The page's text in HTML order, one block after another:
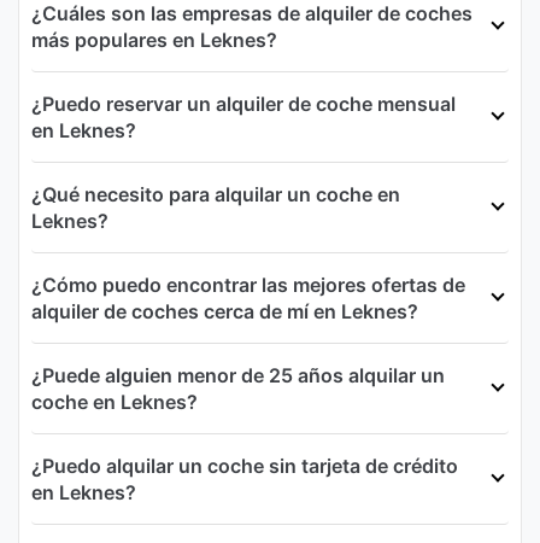
¿Cuáles son las empresas de alquiler de coches
más populares en Leknes?
¿Puedo reservar un alquiler de coche mensual
en Leknes?
¿Qué necesito para alquilar un coche en
Leknes?
¿Cómo puedo encontrar las mejores ofertas de
alquiler de coches cerca de mí en Leknes?
¿Puede alguien menor de 25 años alquilar un
coche en Leknes?
¿Puedo alquilar un coche sin tarjeta de crédito
en Leknes?